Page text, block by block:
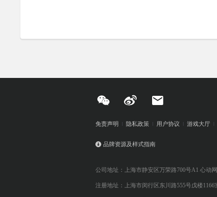
免责声明 隐私政策 用户协议 游戏大厅
品牌资源及样式指南
公司地址：上海市静安区万荣路700号A1 心动
注册地址：上海市闵行区东川路555号戊楼1166